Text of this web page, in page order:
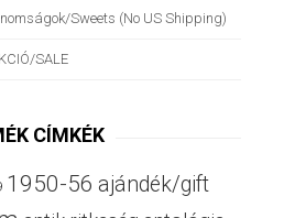
sweets (no US Shipping)
SALE
CÍMKÉK
1950-56 ajándék/gift